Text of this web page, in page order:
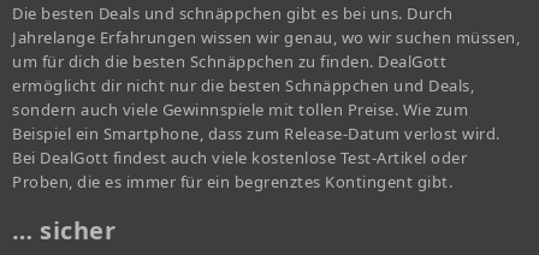
Die besten Deals und schnäppchen gibt es bei uns. Durch
Jahrelange Erfahrungen wissen wir genau, wo wir suchen müssen,
um für dich die besten Schnäppchen zu finden. DealGott
ermöglicht dir nicht nur die besten Schnäppchen und Deals,
sondern auch viele Gewinnspiele mit tollen Preise. Wie zum
Beispiel ein Smartphone, dass zum Release-Datum verlost wird.
Bei DealGott findest auch viele kostenlose Test-Artikel oder
Proben, die es immer für ein begrenztes Kontingent gibt.
… sicher